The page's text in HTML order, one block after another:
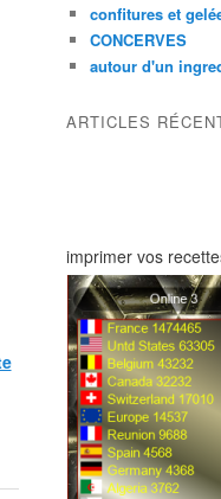
confitures et
CONCERVES
autour d'un
ARTICLES
imprimer vos